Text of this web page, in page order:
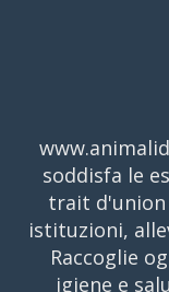
soddisfa le
trait
istituzioni,
Raccoglie
igiene e